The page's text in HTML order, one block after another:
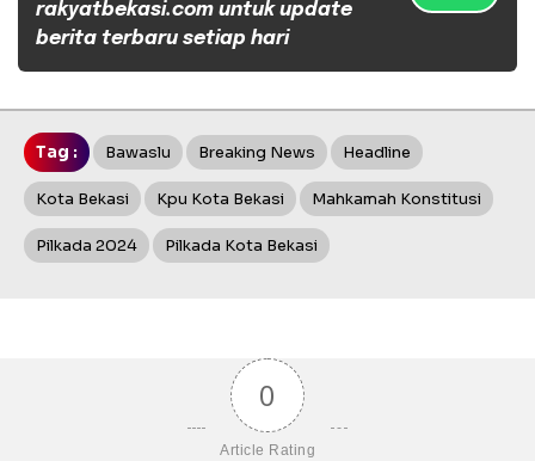
rakyatbekasi.com untuk update
berita terbaru setiap hari
Tag : Bawaslu Breaking News Headline
Kota Bekasi Kpu Kota Bekasi Mahkamah Konstitusi
Pilkada 2024 Pilkada Kota Bekasi
0
Article Rating